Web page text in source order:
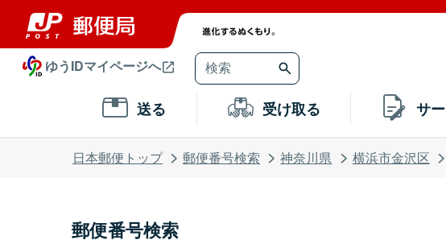
ゆうIDマイページへ
送る 受け取る サ
日本郵便トップ 郵便番号検索 神奈川県 横浜市金沢区
郵便番号検索